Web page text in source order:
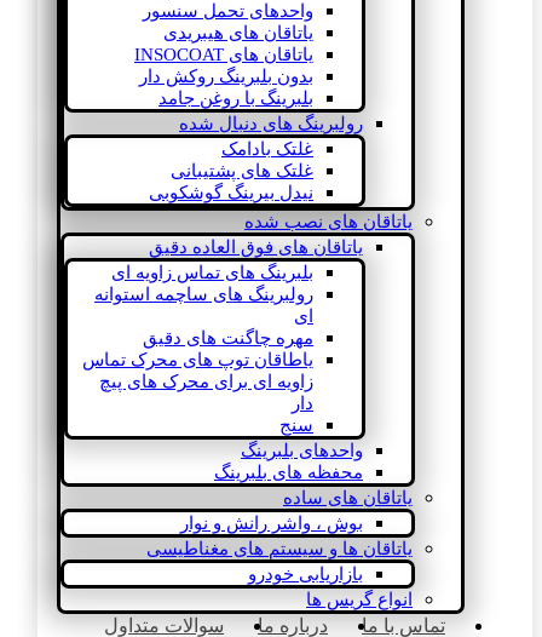
واحدهای تحمل سنسور
یاتاقان های هیبریدی
یاتاقان های INSOCOAT
بدون بلبرینگ روکش دار
بلبرینگ با روغن جامد
رولبرینگ های دنبال شده
غلتک بادامک
غلتک های پشتیبانی
نیدل بیرینگ گوشکوبی
یاتاقان های نصب شده
یاتاقان های فوق العاده دقیق
بلبرینگ های تماس زاویه ای
رولبرینگ های ساچمه استوانه
ای
مهره چاگنت های دقیق
یاطاقان توپ های محرک تماس
زاویه ای برای محرک های پیچ
دار
سنج
واحدهای بلبرینگ
محفظه های بلبرینگ
یاتاقان های ساده
بوش ، واشر رانش و نوار
یاتاقان ها و سیستم های مغناطیسی
بازاریابی خودرو
انواع گریس ها
تماس با ما درباره ما
سوالات متداول